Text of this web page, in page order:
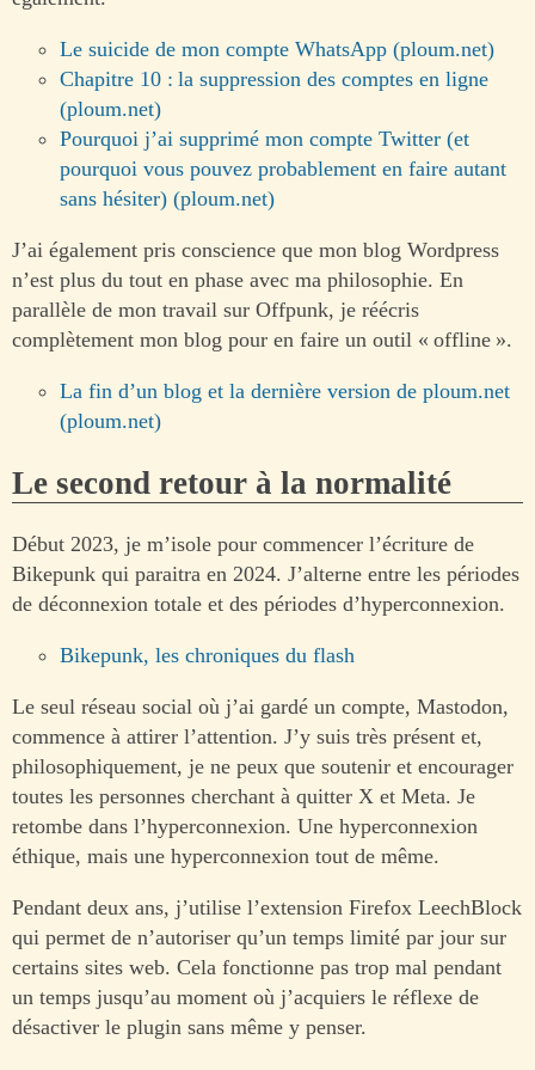
Le suicide de mon compte WhatsApp (ploum.net)
Chapitre 10 : la suppression des comptes en ligne
(ploum.net)
Pourquoi j’ai supprimé mon compte Twitter (et
pourquoi vous pouvez probablement en faire autant
sans hésiter) (ploum.net)
J’ai également pris conscience que mon blog Wordpress
n’est plus du tout en phase avec ma philosophie. En
parallèle de mon travail sur Offpunk, je réécris
complètement mon blog pour en faire un outil « offline ».
La fin d’un blog et la dernière version de ploum.net
(ploum.net)
Le second retour à la normalité
Début 2023, je m’isole pour commencer l’écriture de
Bikepunk qui paraitra en 2024. J’alterne entre les périodes
de déconnexion totale et des périodes d’hyperconnexion.
Bikepunk, les chroniques du flash
Le seul réseau social où j’ai gardé un compte, Mastodon,
commence à attirer l’attention. J’y suis très présent et,
philosophiquement, je ne peux que soutenir et encourager
toutes les personnes cherchant à quitter X et Meta. Je
retombe dans l’hyperconnexion. Une hyperconnexion
éthique, mais une hyperconnexion tout de même.
Pendant deux ans, j’utilise l’extension Firefox LeechBlock
qui permet de n’autoriser qu’un temps limité par jour sur
certains sites web. Cela fonctionne pas trop mal pendant
un temps jusqu’au moment où j’acquiers le réflexe de
désactiver le plugin sans même y penser.